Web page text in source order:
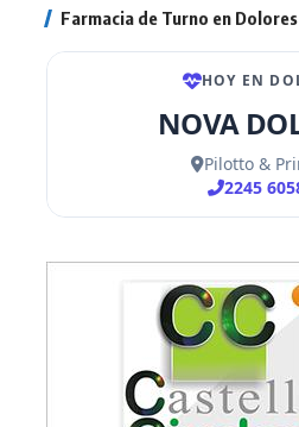
Farmacia de Turno en Dolores